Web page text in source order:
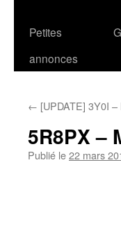
Petites
annonces
← [UPDATE] 3Y0I
5R8PX –
Publié le22 mars